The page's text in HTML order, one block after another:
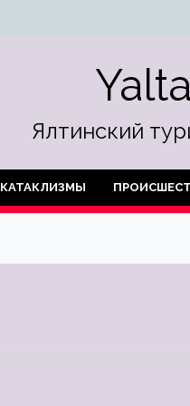
Ялтинский
КАТАКЛИЗМЫ